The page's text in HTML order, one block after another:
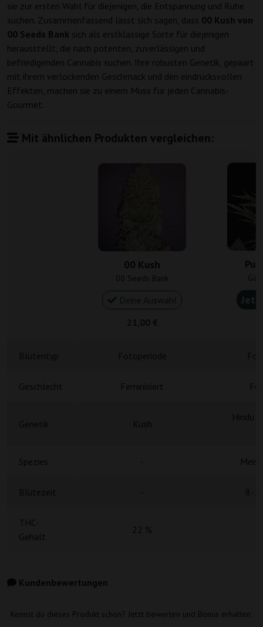
sie zur ersten Wahl für diejenigen, die Entspannung und Ruhe
suchen. Zusammenfassend lässt sich sagen, dass 00 Kush von
00 Seeds Bank sich als erstklassige Sorte für diejenigen
herausstellt, die nach potenten, zuverlässigen und
befriedigenden Cannabis suchen. Ihre robusten Genetik, gepaart
mit ihrem verlockenden Geschmack und den eindrucksvollen
Effekten, machen sie zu einem Muss für jeden Cannabis-
Gourmet.
Mit ähnlichen Produkten vergleichen:
00 Kush
00 Seeds Bank
Geschlecht Feminisiert
Spezies -
THC-
Gehalt
22 %
Kundenbewertungen
Kennst du dieses Produkt schon? Jetzt bewerten und Bonus erhalten.